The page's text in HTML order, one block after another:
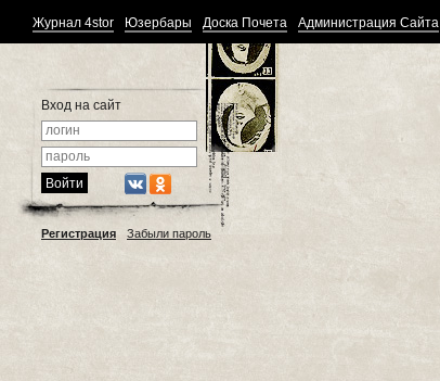
Журнал 4stor Юзербары Доска Почета Администрация Сайта
Вход на сайт
Регистрация Забыли пароль